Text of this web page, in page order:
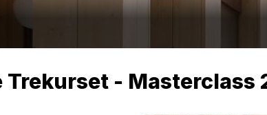
Trekurset - Masterclass